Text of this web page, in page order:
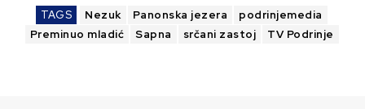
TAGS Nezuk Panonska jezera
podrinjemedia
Preminuo mladić
Sapna srčani zastoj TV Podrinje